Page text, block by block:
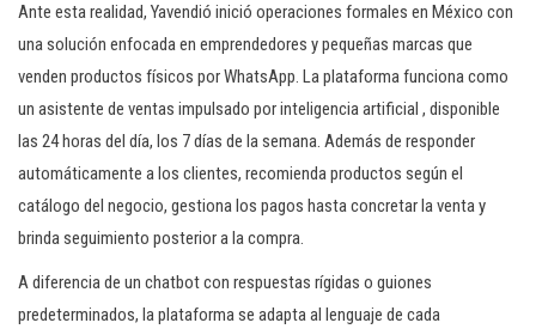
Ante esta realidad, Yavendió inició operaciones formales en México con
una solución enfocada en emprendedores y pequeñas marcas que
venden productos físicos por WhatsApp. La plataforma funciona como
un asistente de ventas impulsado por inteligencia artificial , disponible
las 24 horas del día, los 7 días de la semana. Además de responder
automáticamente a los clientes, recomienda productos según el
catálogo del negocio, gestiona los pagos hasta concretar la venta y
brinda seguimiento posterior a la compra.
A diferencia de un chatbot con respuestas rígidas o guiones
predeterminados, la plataforma se adapta al lenguaje de cada